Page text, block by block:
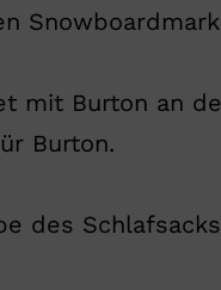
mit Burton an
Burton.
des